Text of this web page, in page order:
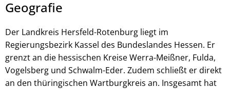
© Stefan Bochenek
Geografie
Der Landkreis Hersfeld-Rotenburg liegt im
Regierungsbezirk Kassel des Bundeslandes Hessen. Er
grenzt an die hessischen Kreise Werra-Meißner, Fulda,
Vogelsberg und Schwalm-Eder. Zudem schließt er direkt
an den thüringischen Wartburgkreis an. Insgesamt hat